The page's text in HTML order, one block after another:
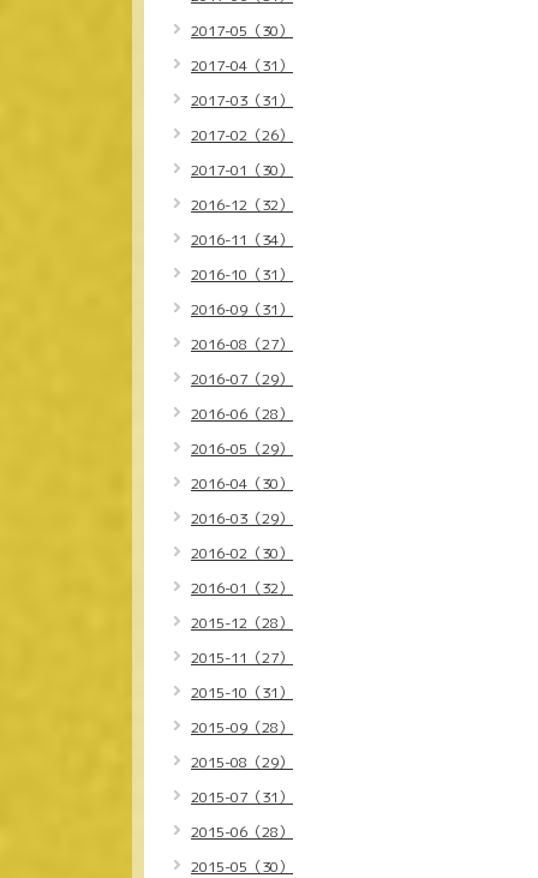
2017-05（30）
2017-04（31）
2017-03（31）
2017-02（26）
2017-01（30）
2016-12（32）
2016-11（34）
2016-10（31）
2016-09（31）
2016-08（27）
2016-07（29）
2016-06（28）
2016-05（29）
2016-04（30）
2016-03（29）
2016-02（30）
2016-01（32）
2015-12（28）
2015-11（27）
2015-10（31）
2015-09（28）
2015-08（29）
2015-07（31）
2015-06（28）
2015-05（30）